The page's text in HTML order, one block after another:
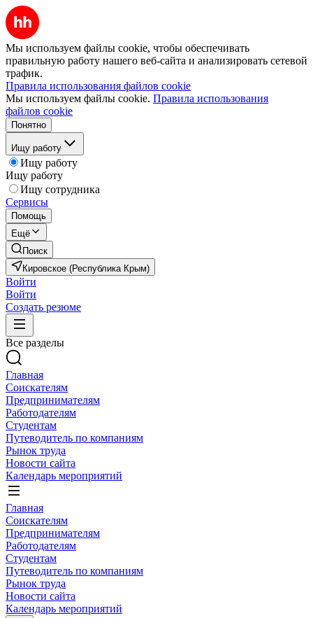
Мы используем файлы cookie, чтобы обеспечивать
правильную работу нашего веб-сайта и анализировать сетевой
трафик.
Правила использования файлов cookie
Мы используем файлы cookie. Правила использования
файлов cookie
Понятно
Ищу работу
Ищу работу
Ищу работу
Ищу сотрудника
Сервисы
Помощь
Ещё
Поиск
Кировское (Республика Крым)
Войти
Войти
Создать резюме
Все разделы
Главная
Соискателям
Предпринимателям
Работодателям
Студентам
Путеводитель по компаниям
Рынок труда
Новости сайта
Календарь мероприятий
Главная
Соискателям
Предпринимателям
Работодателям
Студентам
Путеводитель по компаниям
Рынок труда
Новости сайта
Календарь мероприятий